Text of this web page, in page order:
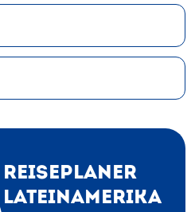
REISEPLANER
LATEINAMERIKA